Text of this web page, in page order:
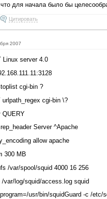
для начала было бы
Цитировать
2007
Linux server 4.0
cgi-bin ?
urlpath_regex cgi-bin \?
QUERY
Server ^Apache
allow apache
300 MB
/var/spool/squid 4000 16 256
/var/log/squid/access.log squid
usr/bin/squidGuard -с /etc/